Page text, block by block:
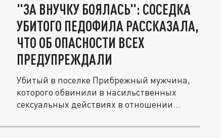
"ЗА ВНУЧКУ БОЯЛАСЬ": СОСЕДКА
УБИТОГО ПЕДОФИЛА РАССКАЗАЛА,
ЧТО ОБ ОПАСНОСТИ ВСЕХ
ПРЕДУПРЕЖДАЛИ
Убитый в поселке Прибрежный мужчина,
которого обвинили в насильственных
сексуальных действиях в отношении